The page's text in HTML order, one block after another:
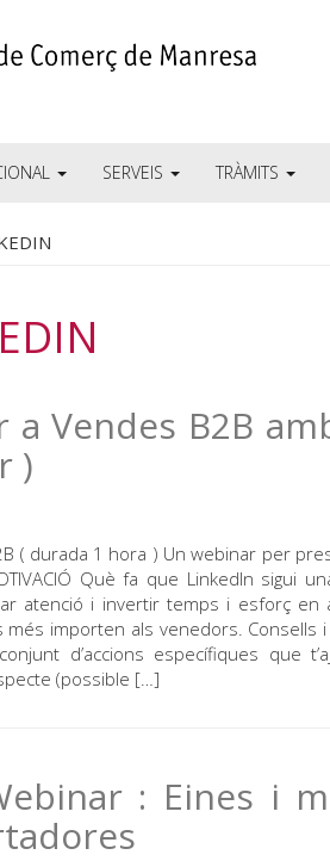
SERVEIS TRÀMITS
a Vendes B2B
)
( durada 1 hora ) Un webinar per
Què fa que LinkedIn sigui
atenció i invertir temps i esforç en
més importen als venedors.
conjunt d’accions específiques
(possible […]
: Eines i